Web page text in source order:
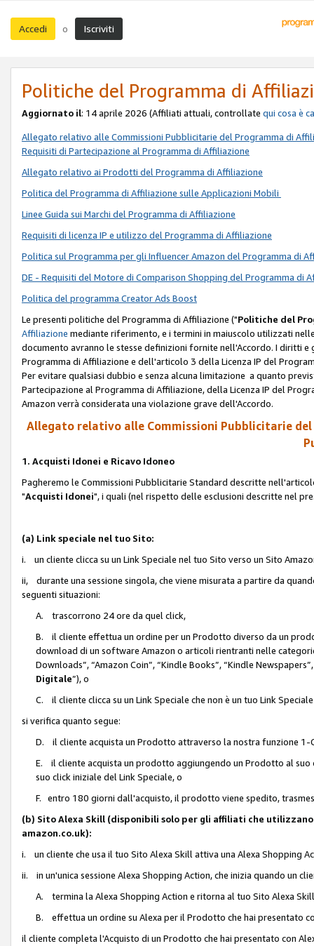
Accedi o Iscriviti
Politiche del Programma di
Aggiornato il: 14 aprile 2026 (Affiliati attuali, controllate qui cosa è
Allegato relativo alle Commissioni Pubblicitarie del Programma di
Requisiti di Partecipazione al Programma di Affiliazione
Allegato relativo ai Prodotti del Programma di Affiliazione
Politica del Programma di Affiliazione sulle Applicazioni Mobili
Linee Guida sui Marchi del Programma di Affiliazione
Requisiti di licenza IP e utilizzo del Programma di Affiliazione
Politica sul Programma per gli Influencer Amazon del Programma di
DE - Requisiti del Motore di Comparison Shopping del Programma di
Politica del programma Creator Ads Boost
Le presenti politiche del Programma di Affiliazione ("Politiche del
Affiliazione mediante riferimento, e i termini in maiuscolo utilizzati
documento avranno le stesse definizioni fornite nell'Accordo. I diritti
Programma di Affiliazione e dell'articolo 3 della Licenza IP del
Per evitare qualsiasi dubbio e senza alcuna limitazione a quanto
Partecipazione al Programma di Affiliazione, della Licenza IP del
Amazon verrà considerata una violazione grave dell'Accordo.
Allegato relativo alle Commissioni Pubblicitarie
1. Acquisti Idonei e Ricavo Idoneo
Pagheremo le Commissioni Pubblicitarie Standard descritte
"Acquisti Idonei", i quali (nel rispetto delle esclusioni descritte nel
(a) Link speciale nel tuo Sito:
i. un cliente clicca su un Link Speciale nel tuo Sito verso un Sito
ii, durante una sessione singola, che viene misurata a partire da
seguenti situazioni:
A. trascorrono 24 ore da quel click,
B. il cliente effettua un ordine per un Prodotto diverso da un
download di un software Amazon o articoli rientranti nelle categorie
Downloads”, “Amazon Coin”, “Kindle Books”, “Kindle
Digitale”), o
C. il cliente clicca su un Link Speciale che non è un tuo Link
si verifica quanto segue:
D. il cliente acquista un Prodotto attraverso la nostra funzione 1-
E. il cliente acquista un prodotto aggiungendo un Prodotto al
suo click iniziale del Link Speciale, o
F. entro 180 giorni dall'acquisto, il prodotto viene spedito,
(b) Sito Alexa Skill (disponibili solo per gli affiliati che
amazon.co.uk):
i. un cliente che usa il tuo Sito Alexa Skill attiva una Alexa Shopping
ii. in un'unica sessione Alexa Shopping Action, che inizia quando un
A. termina la Alexa Shopping Action e ritorna al tuo Sito Alexa
B. effettua un ordine su Alexa per il Prodotto che hai presentato
il cliente completa l'Acquisto di un Prodotto che hai presentato con